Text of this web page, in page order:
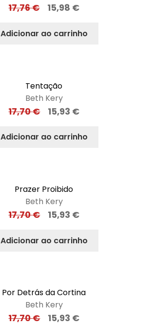
17,76€ 15,98 €
Adicionar ao carrinho
Tentação
Beth Kery
17,70€ 15,93 €
Adicionar ao carrinho
Prazer Proibido
Beth Kery
17,70€ 15,93 €
Adicionar ao carrinho
Por Detrás da Cortina
Beth Kery
17,70€ 15,93 €